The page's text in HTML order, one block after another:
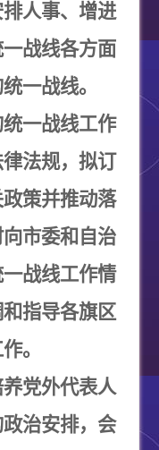
人事、增进
战线各方面
一战线。
统一战线工作
法规，拟订
策并推动落
市委和自治
战线工作情
指导各旗区
。
养党外代表人
治安排，会